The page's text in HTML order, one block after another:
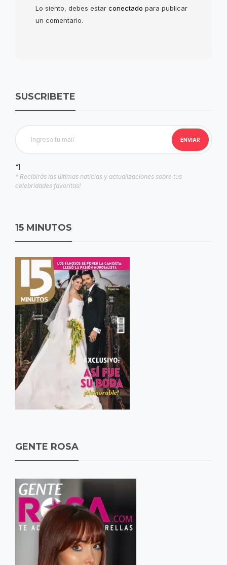
Lo siento, debes estar conectado para publicar
un comentario.
SUSCRIBETE
"]
* Recibirás las últimas noticias y actualizaciones sobre tus
celebridades favoritas!
15 MINUTOS
GENTE ROSA